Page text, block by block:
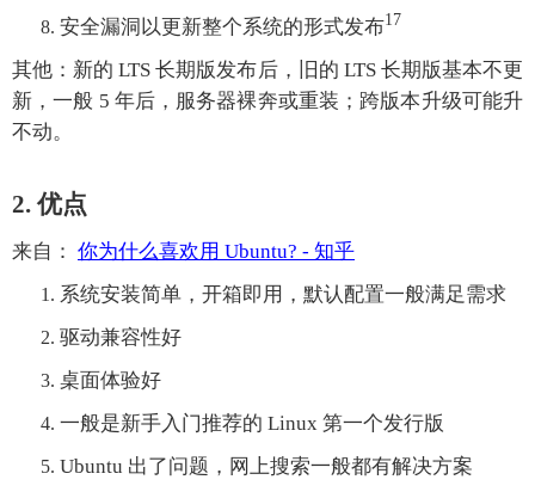
安全漏洞以更新整个系统的形式发布17
其他：新的 LTS 长期版发布后，旧的 LTS 长期版基本不更
新，一般 5 年后，服务器裸奔或重装；跨版本升级可能升
不动。
2. 优点
来自： 你为什么喜欢用 Ubuntu? - 知乎
系统安装简单，开箱即用，默认配置一般满足需求
驱动兼容性好
桌面体验好
一般是新手入门推荐的 Linux 第一个发行版
Ubuntu 出了问题，网上搜索一般都有解决方案